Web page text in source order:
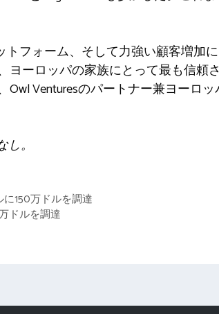
トフォーム、そして力強い顧客増加
ヨーロッパの家族にとって最も信頼
Venturesのパートナー兼ヨーロ
。
150万ドルを調達
ドルを調達